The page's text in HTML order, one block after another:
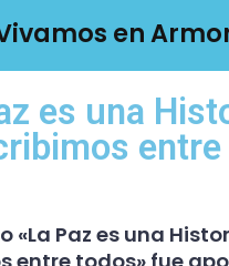
en
es una
«La Paz es una